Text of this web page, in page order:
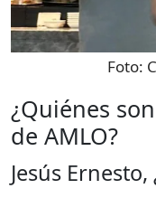
Foto:
¿Quiénes
de AMLO?
Jesús